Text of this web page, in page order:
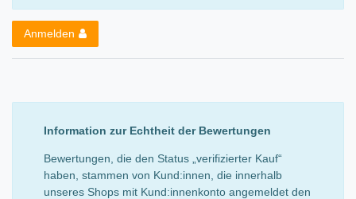
Anmelden
Information zur Echtheit der Bewertungen
Bewertungen, die den Status „verifizierter Kauf“
haben, stammen von Kund:innen, die innerhalb
unseres Shops mit Kund:innenkonto angemeldet den